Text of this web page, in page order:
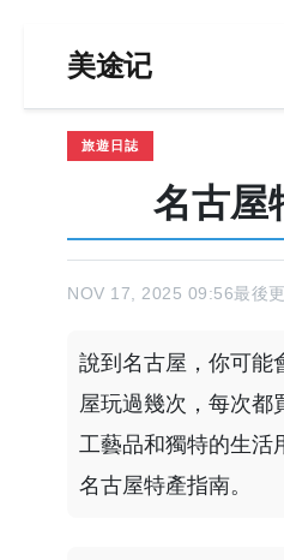
美途记
旅遊日誌
名古屋
NOV 17, 2025 09:56最後
說到名古屋，你可能
屋玩過幾次，每次都
工藝品和獨特的生活
名古屋特產指南。